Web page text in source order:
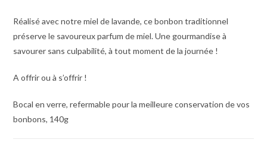
Réalisé avec notre miel de lavande, ce bonbon traditionnel
préserve le savoureux parfum de miel. Une gourmandise à
savourer sans culpabilité, à tout moment de la journée !
A offrir ou à s’offrir !
Bocal en verre, refermable pour la meilleure conservation de vos
bonbons, 140g